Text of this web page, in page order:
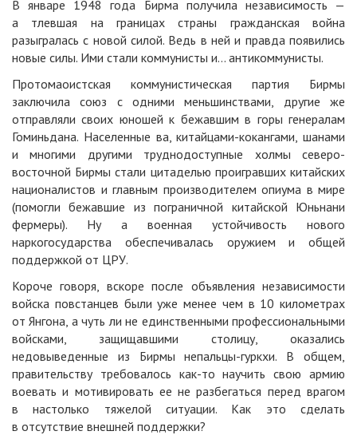
В январе 1948 года Бирма получила независимость —
а тлевшая на границах страны гражданская война
разыгралась с новой силой. Ведь в ней и правда появились
новые силы. Ими стали коммунисты и… антикоммунисты.
Протомаоистская коммунистическая партия Бирмы
заключила союз с одними меньшинствами, другие же
отправляли своих юношей к бежавшим в горы генералам
Гоминьдана. Населенные ва, китайцами-кокангами, шанами
и многими другими труднодоступные холмы северо-
восточной Бирмы стали цитаделью проигравших китайских
националистов и главным производителем опиума в мире
(помогли бежавшие из пограничной китайской Юньнани
фермеры). Ну а военная устойчивость нового
наркогосударства обеспечивалась оружием и общей
поддержкой от ЦРУ.
Короче говоря, вскоре после объявления независимости
войска повстанцев были уже менее чем в 10 километрах
от Янгона, а чуть ли не единственными профессиональными
войсками, защищавшими столицу, оказались
недовыведенные из Бирмы непальцы-гуркхи. В общем,
правительству требовалось как-то научить свою армию
воевать и мотивировать ее не разбегаться перед врагом
в настолько тяжелой ситуации. Как это сделать
в отсутствие внешней поддержки?